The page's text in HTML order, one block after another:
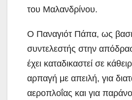
του Μαλανδρίνου.
Ο Παναγιότ Πάπα, ως
συντελεστής στην
έχει καταδικαστεί σε
αρπαγή με απειλή, για
αεροπλοΐας και για